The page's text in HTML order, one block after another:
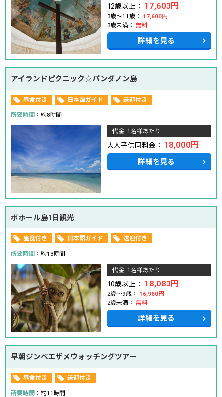
12歳以上： 17,600円
3歳～11歳：
17,600円
3歳未満： 無料
詳細を見る
アイランドピクニック☆パンダノン島
昼食付き 日本語ガイド 送迎付き
所要時間 ：約8時間
代金 1名様あたり
大人子供同料金： 18,000円
詳細を見る
ボホール島1日観光
昼食付き 日本語ガイド 送迎付き
所要時間 ：約13時間
代金 1名様あたり
10歳以上： 18,080円
2歳～9歳：
16,960円
2歳未満： 無料
詳細を見る
早朝ジンベエザメウォッチングツアー
昼食付き 送迎付き
所要時間 ：約11時間